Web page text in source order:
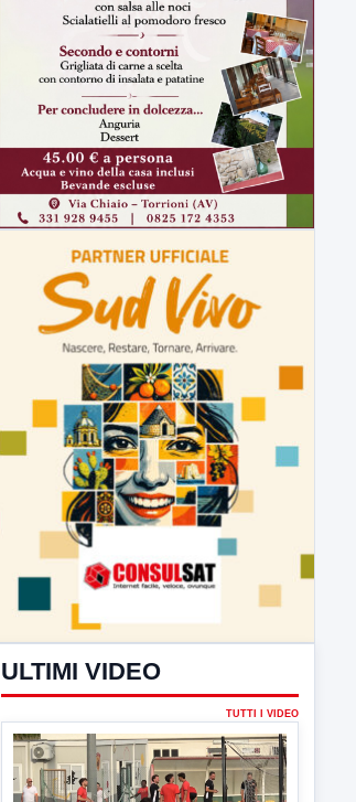
ULTIMI VIDEO
TUTTI I VIDEO
▶
7 AGOSTO 2026 SPORT BENEVENTO
Benevento Calcio: Le scelte di
Floro Flores per il debutto di Coppa
Italia
Il Benevento è pronto al debutto di Coppa